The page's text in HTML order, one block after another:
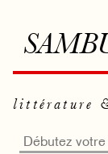
littérature &